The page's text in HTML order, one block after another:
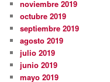
noviembre 2019
octubre 2019
septiembre 2019
agosto 2019
julio 2019
junio 2019
mayo 2019